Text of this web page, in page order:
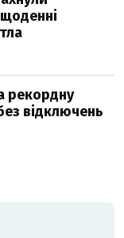
рекордну
відключень